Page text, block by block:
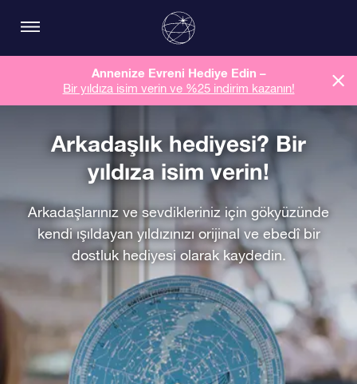
Annenize Evreni Hediye Edin –
Bir yıldıza isim verin ve %25 indirim kazanın!
Arkadaşlık hediyesi? Bir
yıldıza isim verin!
Arkadaşlarınız ve sevdikleriniz için gökyüzünde
kendi ışıldayan yıldızınızı orijinal ve ebedî bir
dostluk hediyesi olarak kaydedin.